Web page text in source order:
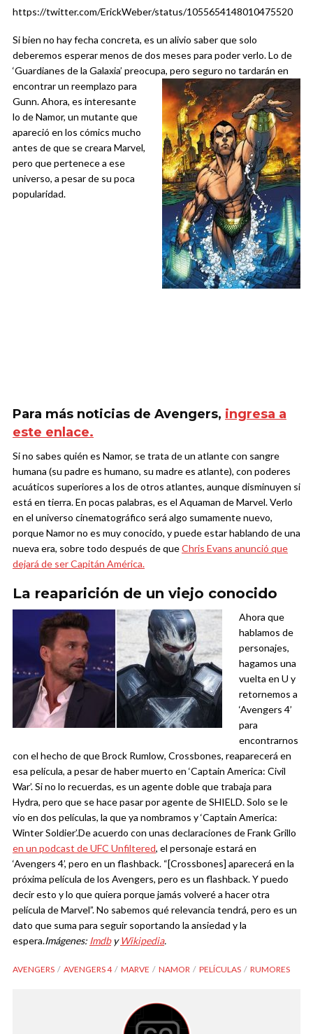
https://twitter.com/ErickWeber/status/1055654148010475520
Si bien no hay fecha concreta, es un alivio saber que solo
deberemos esperar menos de dos meses para poder verlo. Lo de
‘Guardianes de la Galaxia’ preocupa, pero seguro no tardarán en
encontrar un reemplazo para
Gunn. Ahora, es interesante
lo de Namor, un mutante que
apareció en los cómics mucho
antes de que se creara Marvel,
pero que pertenece a ese
universo, a pesar de su poca
popularidad.
Para más noticias de Avengers, ingresa a
este enlace.
Si no sabes quién es Namor, se trata de un atlante con sangre
humana (su padre es humano, su madre es atlante), con poderes
acuáticos superiores a los de otros atlantes, aunque disminuyen si
está en tierra. En pocas palabras, es el Aquaman de Marvel. Verlo
en el universo cinematográfico será algo sumamente nuevo,
porque Namor no es muy conocido, y puede estar hablando de una
nueva era, sobre todo después de queChris Evans anunció que
dejará de ser Capitán América.
La reaparición de un viejo conocido
Ahora que
hablamos de
personajes,
hagamos una
vuelta en U y
retornemos a
‘Avengers 4’
para
encontrarnos
con el hecho de que Brock Rumlow, Crossbones, reaparecerá en
esa película, a pesar de haber muerto en ‘Captain America: Civil
War’. Si no lo recuerdas, es un agente doble que trabaja para
Hydra, pero que se hace pasar por agente de SHIELD. Solo se le
vio en dos películas, la que ya nombramos y ‘Captain America:
Winter Soldier’.De acuerdo con unas declaraciones de Frank Grillo
en un podcast de UFC Unfiltered, el personaje estará en
‘Avengers 4’, pero en un flashback. “[Crossbones] aparecerá en la
próxima película de los Avengers, pero es un flashback. Y puedo
decir esto y lo que quiera porque jamás volveré a hacer otra
película de Marvel”. No sabemos qué relevancia tendrá, pero es un
dato que suma para seguir soportando la ansiedad y la
espera.Imágenes: ImdbyWikipedia.
AVENGERS AVENGERS 4 MARVE NAMOR PELÍCULAS RUMORES